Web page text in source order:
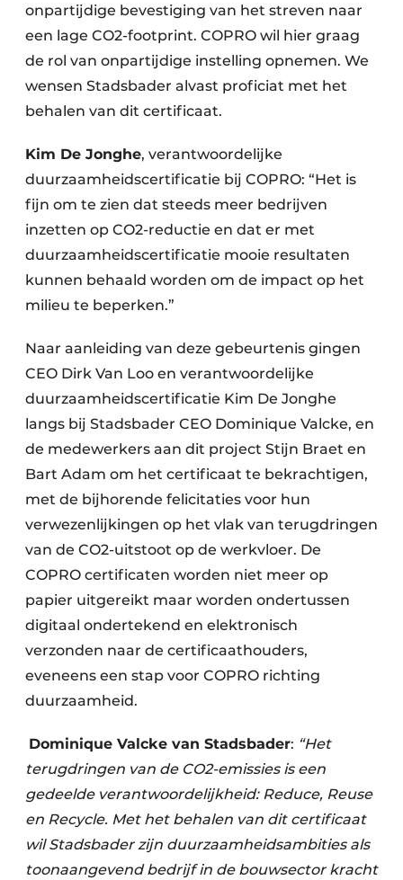
onpartijdige bevestiging van het streven naar
een lage CO2-footprint. COPRO wil hier graag
de rol van onpartijdige instelling opnemen. We
wensen Stadsbader alvast proficiat met het
behalen van dit certificaat.
Kim De Jonghe, verantwoordelijke
duurzaamheidscertificatie bij COPRO: “Het is
fijn om te zien dat steeds meer bedrijven
inzetten op CO2-reductie en dat er met
duurzaamheidscertificatie mooie resultaten
kunnen behaald worden om de impact op het
milieu te beperken.”
Naar aanleiding van deze gebeurtenis gingen
CEO Dirk Van Loo en verantwoordelijke
duurzaamheidscertificatie Kim De Jonghe
langs bij Stadsbader CEO Dominique Valcke, en
de medewerkers aan dit project Stijn Braet en
Bart Adam om het certificaat te bekrachtigen,
met de bijhorende felicitaties voor hun
verwezenlijkingen op het vlak van terugdringen
van de CO2-uitstoot op de werkvloer. De
COPRO certificaten worden niet meer op
papier uitgereikt maar worden ondertussen
digitaal ondertekend en elektronisch
verzonden naar de certificaathouders,
eveneens een stap voor COPRO richting
duurzaamheid.
Dominique Valcke van Stadsbader: “Het
terugdringen van de CO2-emissies is een
gedeelde verantwoordelijkheid: Reduce, Reuse
en Recycle. Met het behalen van dit certificaat
wil Stadsbader zijn duurzaamheidsambities als
toonaangevend bedrijf in de bouwsector kracht